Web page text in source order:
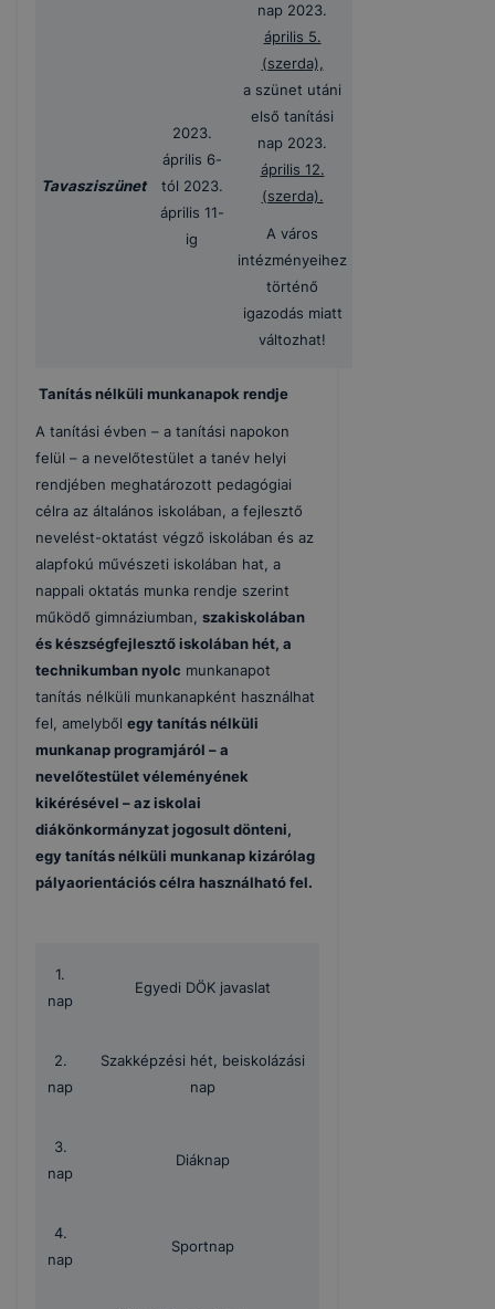
Tavasziszünet
2023.
április 6-
tól 2023.
április 11-
ig
nap 2023.
április 5.
(szerda),
a szünet utáni
első tanítási
nap 2023.
április 12.
(szerda).
A város
intézményeihez
történő
igazodás miatt
változhat!
Tanítás nélküli munkanapok rendje
A tanítási évben – a tanítási napokon
felül – a nevelőtestület a tanév helyi
rendjében meghatározott pedagógiai
célra az általános iskolában, a fejlesztő
nevelést-oktatást végző iskolában és az
alapfokú művészeti iskolában hat, a
nappali oktatás munka rendje szerint
működő gimnáziumban, szakiskolában
és készségfejlesztő iskolában hét, a
technikumban nyolc munkanapot
tanítás nélküli munkanapként használhat
fel, amelyből egy tanítás nélküli
munkanap programjáról – a
nevelőtestület véleményének
kikérésével – az iskolai
diákönkormányzat jogosult dönteni,
egy tanítás nélküli munkanap kizárólag
pályaorientációs célra használható fel.
1.
nap
Egyedi DÖK javaslat
2.
nap
Szakképzési hét, beiskolázási
nap
3.
nap
Diáknap
4.
nap
Sportnap